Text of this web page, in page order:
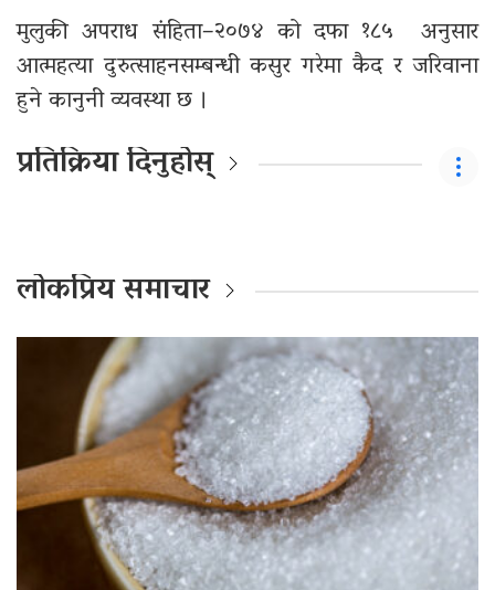
मुलुकी अपराध संहिता–२०७४ को दफा १८५ अनुसार
आत्महत्या दुरुत्साहनसम्बन्धी कसुर गरेमा कैद र जरिवाना
हुने कानुनी व्यवस्था छ ।
प्रतिक्रिया दिनुहोस्
लोकप्रिय समाचार